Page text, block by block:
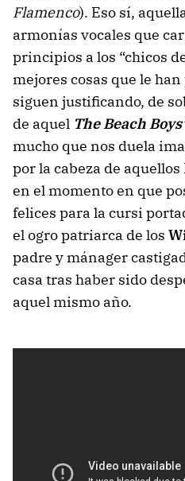
Flamenco). Eso sí,
armonías vocales que
principios a los “chicos
mejores cosas que le
siguen justificando, de
de aquel The Beach
mucho que nos duela
por la cabeza de aquellos
en el momento en que
felices para la cursi
el ogro patriarca de los
padre y mánager
casa tras haber sido
aquel mismo año.